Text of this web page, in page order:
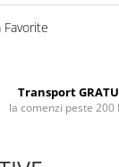
Favorite
Transport
la comenzi peste 200